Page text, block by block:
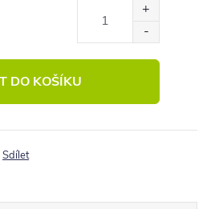
DO KOŠÍKU
Sdílet